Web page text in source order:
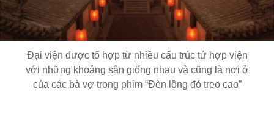
Đại viện được tổ hợp từ nhiều cấu trúc tứ hợp viện
với những khoảng sân giống nhau và cũng là nơi ở
của các bà vợ trong phim “Đèn lồng đỏ treo cao”